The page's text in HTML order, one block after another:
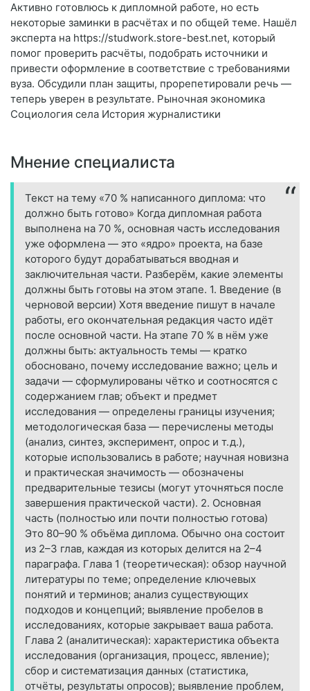
Активно готовлюсь к дипломной работе, но есть
некоторые заминки в расчётах и по общей теме. Нашёл
эксперта на https://studwork.store-best.net, который
помог проверить расчёты, подобрать источники и
привести оформление в соответствие с требованиями
вуза. Обсудили план защиты, прорепетировали речь —
теперь уверен в результате. Рыночная экономика
Социология села История журналистики
Мнение специалиста
Текст на тему «70 % написанного диплома: что
должно быть готово» Когда дипломная работа
выполнена на 70 %, основная часть исследования
уже оформлена — это «ядро» проекта, на базе
которого будут дорабатываться вводная и
заключительная части. Разберём, какие элементы
должны быть готовы на этом этапе. 1. Введение (в
черновой версии) Хотя введение пишут в начале
работы, его окончательная редакция часто идёт
после основной части. На этапе 70 % в нём уже
должны быть: актуальность темы — кратко
обосновано, почему исследование важно; цель и
задачи — сформулированы чётко и соотносятся с
содержанием глав; объект и предмет
исследования — определены границы изучения;
методологическая база — перечислены методы
(анализ, синтез, эксперимент, опрос и т. д.),
которые использовались в работе; научная новизна
и практическая значимость — обозначены
предварительные тезисы (могут уточняться после
завершения практической части). 2. Основная
часть (полностью или почти полностью готова)
Это 80–90 % объёма диплома. Обычно она состоит
из 2–3 глав, каждая из которых делится на 2–4
параграфа. Глава 1 (теоретическая): обзор научной
литературы по теме; определение ключевых
понятий и терминов; анализ существующих
подходов и концепций; выявление пробелов в
исследованиях, которые закрывает ваша работа.
Глава 2 (аналитическая): характеристика объекта
исследования (организация, процесс, явление);
сбор и систематизация данных (статистика,
отчёты, результаты опросов); выявление проблем,